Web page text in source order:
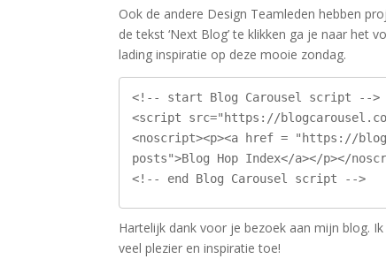
Ook de andere Design Teamleden hebben
de tekst ‘Next Blog’ te klikken ga je naar het
lading inspiratie op deze mooie zondag.
<!-- start Blog Carousel script -->
<script src="https://
<noscript><p><a href = "https://
posts">Blog Hop Index</a></p></
<!-- end Blog Carousel script -->
Hartelijk dank voor je bezoek aan mijn blog.
veel plezier en inspiratie toe!